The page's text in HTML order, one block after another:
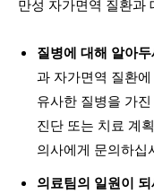
만성 자가면역 질환과
질병에 대해 알아
과 자가면역 질환
유사한 질병을 가
진단 또는 치료 계
의사에게 문의하십
의료팀의 일원이